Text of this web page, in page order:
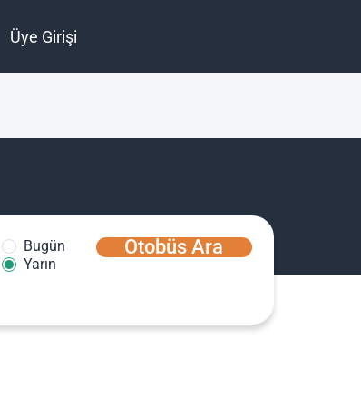
Üye Girişi
Bugün
Yarın
Otobüs Ara